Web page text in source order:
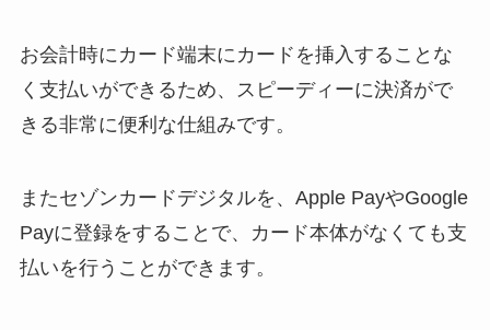
お会計時にカード端末にカードを挿入することな
く支払いができるため、スピーディーに決済がで
きる非常に便利な仕組みです。
またセゾンカードデジタルを、Apple PayやGoogle
Payに登録をすることで、カード本体がなくても支
払いを行うことができます。